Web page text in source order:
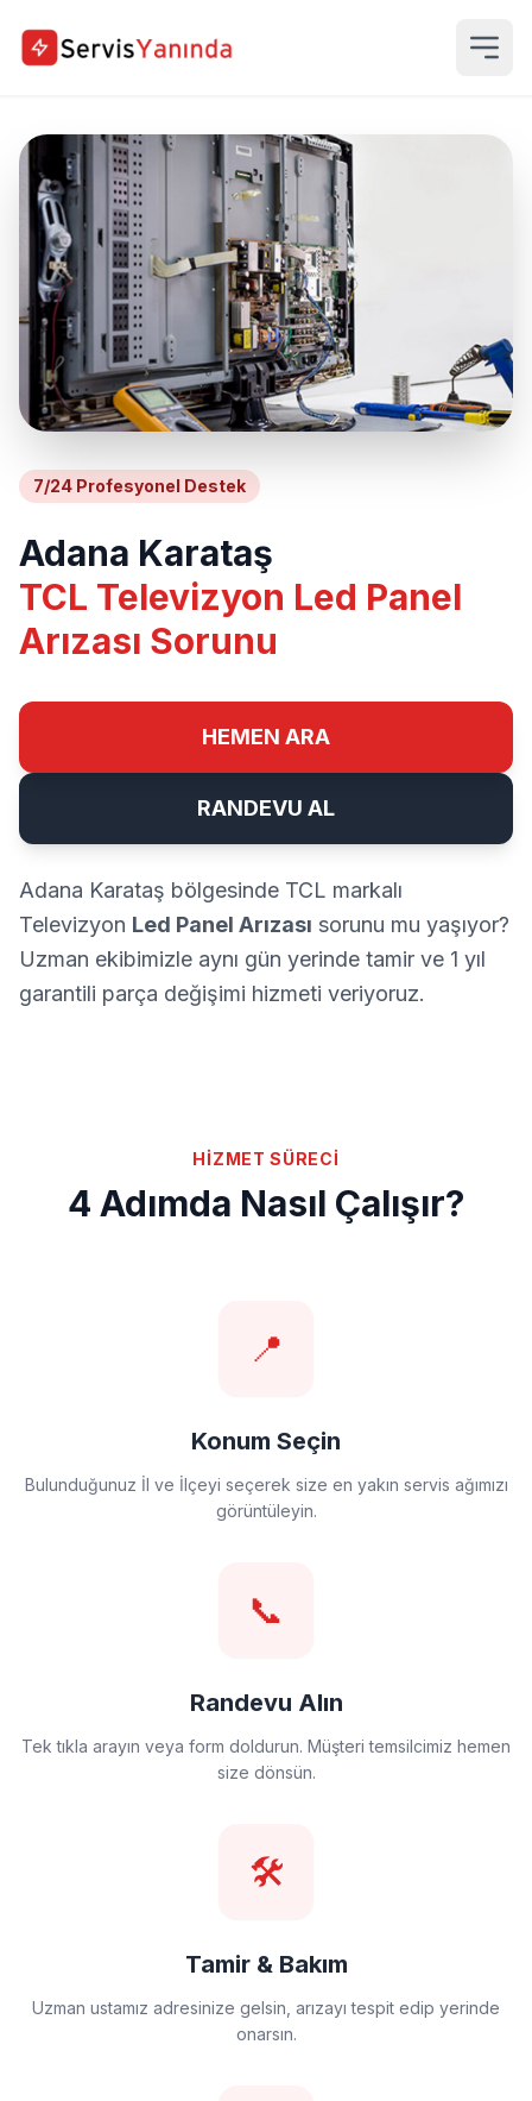
7/24 Profesyonel Destek
Adana Karataş
TCL Televizyon Led Panel
Arızası Sorunu
HEMEN ARA
RANDEVU AL
Adana Karataş bölgesinde TCL markalı
Televizyon Led Panel Arızası sorunu mu yaşıyor?
Uzman ekibimizle aynı gün yerinde tamir ve 1 yıl
garantili parça değişimi hizmeti veriyoruz.
HİZMET SÜRECİ
4 Adımda Nasıl Çalışır?
📍
Konum Seçin
Bulunduğunuz İl ve İlçeyi seçerek size en yakın servis ağımızı
görüntüleyin.
📞
Randevu Alın
Tek tıkla arayın veya form doldurun. Müşteri temsilcimiz hemen
size dönsün.
🛠️
Tamir & Bakım
Uzman ustamız adresinize gelsin, arızayı tespit edip yerinde
onarsın.